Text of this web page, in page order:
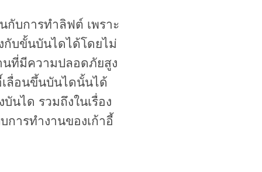
กับการทำลิฟต์ เพราะ
บขั้นบันไดได้โดยไม่
นที่มีความปลอดภัยสูง
เลื่อนขึ้นบันไดนั้นได้
นได รวมถึงในเรื่อง
การทำงานของเก้าอี้